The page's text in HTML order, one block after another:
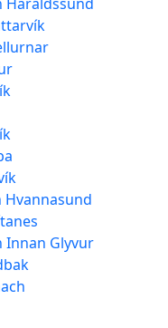
Hvannasund
Innan Glyvur